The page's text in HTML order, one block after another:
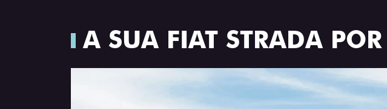
A SUA FIAT STRADA